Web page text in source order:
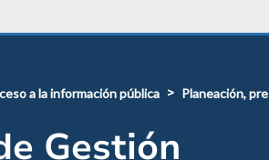
a la información pública planeación,
Gestión